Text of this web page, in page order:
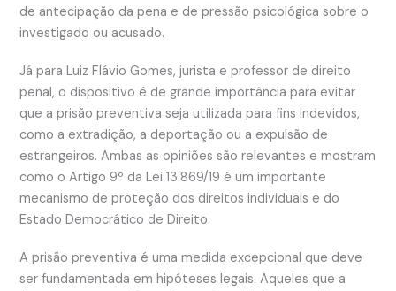
de antecipação da pena e de pressão psicológica sobre o
investigado ou acusado.
Já para Luiz Flávio Gomes, jurista e professor de direito
penal, o dispositivo é de grande importância para evitar
que a prisão preventiva seja utilizada para fins indevidos,
como a extradição, a deportação ou a expulsão de
estrangeiros. Ambas as opiniões são relevantes e mostram
como o Artigo 9º da Lei 13.869/19 é um importante
mecanismo de proteção dos direitos individuais e do
Estado Democrático de Direito.
A prisão preventiva é uma medida excepcional que deve
ser fundamentada em hipóteses legais. Aqueles que a